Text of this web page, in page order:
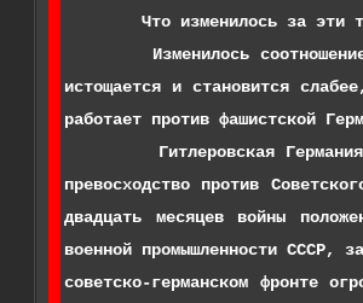
Что изменилось за эти три
Изменилось соотношение
истощается и становится
работает против фашистской
Гитлеровская Германия,
превосходство против
двадцать месяцев войны
военной промышленности СССР,
советско-германском фронте